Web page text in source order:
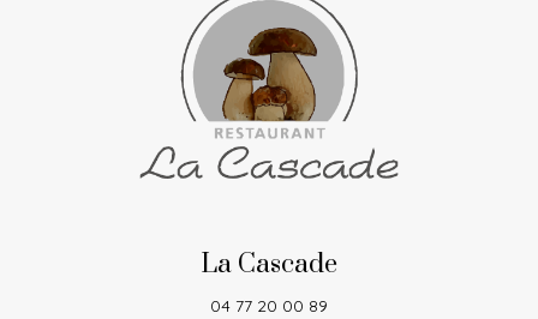
La Cascade
04 77 20 00 89